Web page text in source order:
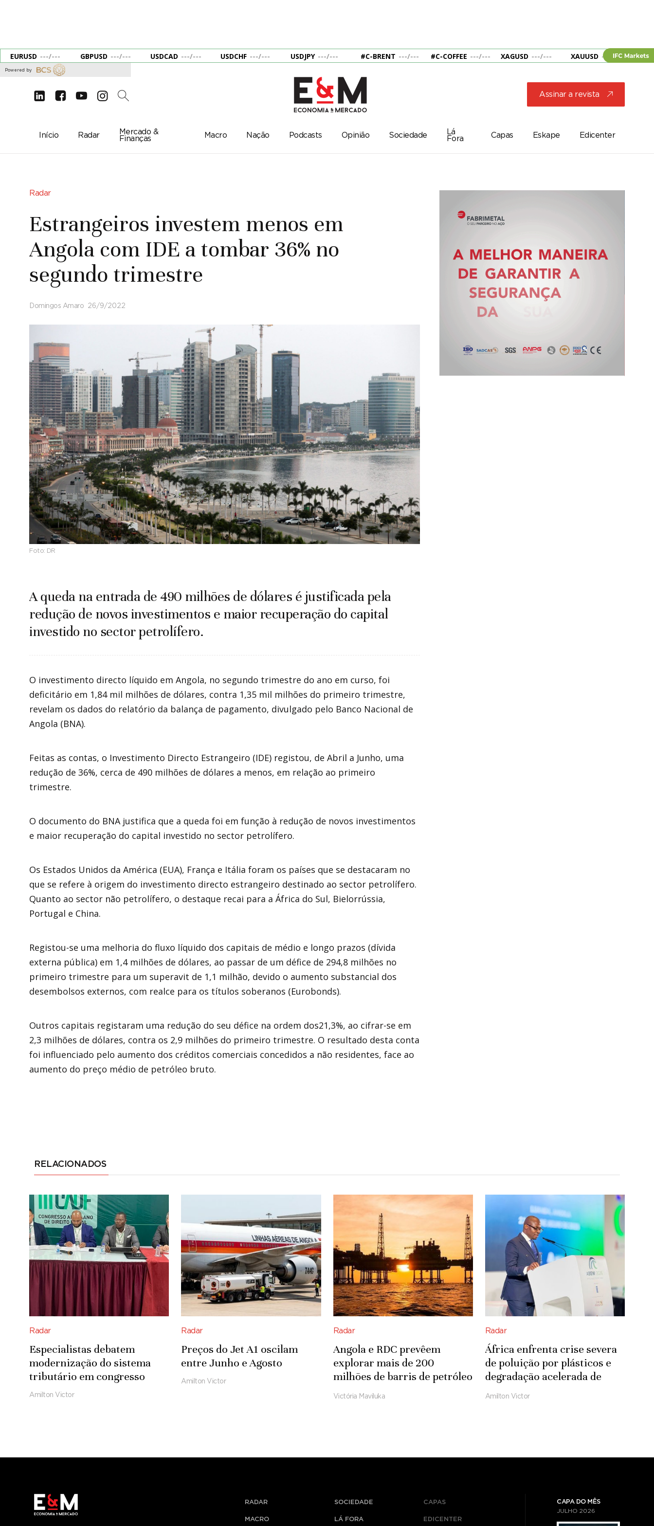
EURUSD ---/--- GBPUSD ---/--- USDCAD ---/--- USDCHF ---/--- USDJPY ---/--- #C-BRENT ---/--- #C-COFFEE ---/--- XAGUSD ---/--- XAUUSD --- ---
Powered by
d e g c 2 Assinar a revista j
Início Radar
Mercado &
Finanças
Macro Nação Podcasts Opinião Sociedade
Lá
Fora
Capas Eskape Edicenter
Radar
Estrangeiros investem menos em
Angola com IDE a tombar 36% no
segundo trimestre
Domingos Amaro 26/9/2022
Foto: DR
A queda na entrada de 490 milhões de dólares é justificada pela
redução de novos investimentos e maior recuperação do capital
investido no sector petrolífero.
O investimento directo líquido em Angola, no segundo trimestre do ano em curso, foi
deficitário em 1,84 mil milhões de dólares, contra 1,35 mil milhões do primeiro trimestre,
revelam os dados do relatório da balança de pagamento, divulgado pelo Banco Nacional de
Angola (BNA).
Feitas as contas, o Investimento Directo Estrangeiro (IDE) registou, de Abril a Junho, uma
redução de 36%, cerca de 490 milhões de dólares a menos, em relação ao primeiro
trimestre.
O documento do BNA justifica que a queda foi em função à redução de novos investimentos
e maior recuperação do capital investido no sector petrolífero.
Os Estados Unidos da América (EUA), França e Itália foram os países que se destacaram no
que se refere à origem do investimento directo estrangeiro destinado ao sector petrolífero.
Quanto ao sector não petrolífero, o destaque recai para a África do Sul, Bielorrússia,
Portugal e China.
Registou-se uma melhoria do fluxo líquido dos capitais de médio e longo prazos (dívida
externa pública) em 1,4 milhões de dólares, ao passar de um défice de 294,8 milhões no
primeiro trimestre para um superavit de 1,1 milhão, devido o aumento substancial dos
desembolsos externos, com realce para os títulos soberanos (Eurobonds).
Outros capitais registaram uma redução do seu défice na ordem dos21,3%, ao cifrar-se em
2,3 milhões de dólares, contra os 2,9 milhões do primeiro trimestre. O resultado desta conta
foi influenciado pelo aumento dos créditos comerciais concedidos a não residentes, face ao
aumento do preço médio de petróleo bruto.
RELACIONADOS
Radar
Especialistas debatem
modernização do sistema
tributário em congresso
Amilton Victor
Radar
Preços do Jet A1 oscilam
entre Junho e Agosto
Amilton Victor
Radar
Angola e RDC prevêem
explorar mais de 200
milhões de barris de petróleo
em concessão
Victória Maviluka
Radar
África enfrenta crise severa
de poluição por plásticos e
degradação acelerada de
ecossistemas
Amilton Victor
RADAR
MACRO
SOCIEDADE
LÁ FORA
CAPAS
EDICENTER
CAPA DO MÊS
JULHO 2026